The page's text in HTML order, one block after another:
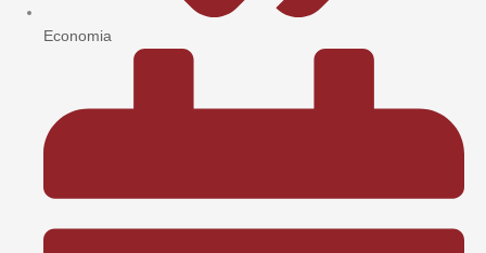
Economia